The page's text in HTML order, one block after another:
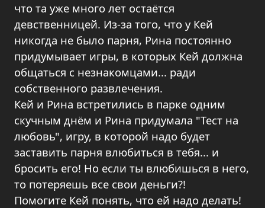
что та уже много лет остаётся
девственницей. Из-за того, что у Кей
никогда не было парня, Рина постоянно
придумывает игры, в которых Кей должна
общаться с незнакомцами... ради
собственного развлечения.
Кей и Рина встретились в парке одним
скучным днём и Рина придумала "Тест на
любовь", игру, в которой надо будет
заставить парня влюбиться в тебя... и
бросить его! Но если ты влюбишься в него,
то потеряешь все свои деньги?!
Помогите Кей понять, что ей надо делать!